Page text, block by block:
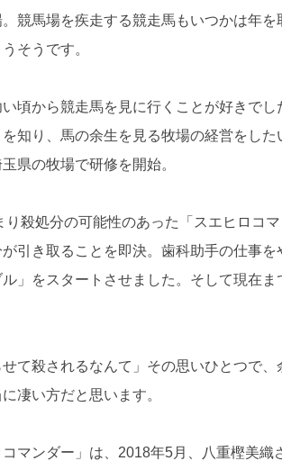
競馬場を疾走する競走馬もいつかは年
そうです。
頃から競走馬を見に行くことが好きで
知り、馬の余生を見る牧場の経営をし
県の牧場で研修を開始。
り殺処分の可能性のあった「スエヒロコ
引き取ることを即決。歯科助手の仕事
ル」をスタートさせました。そして現在
せて殺されるなんて」その思いひとつで
凄い方だと思います。
マンダー」は、2018年5月、八重樫美織